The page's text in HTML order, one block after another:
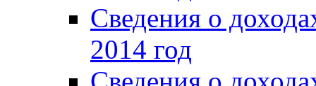
Сведения о
2014 год